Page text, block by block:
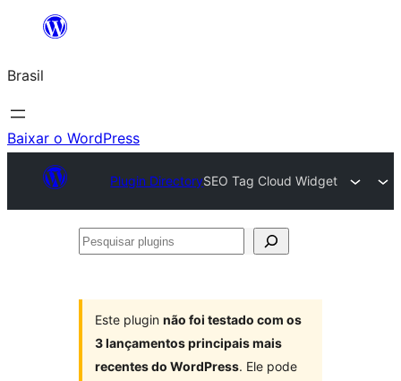
o
conteúdo
Brasil
Baixar o WordPress
Plugin DirectorySEO Tag Cloud Widget
Pesquisar
Este plugin não foi testado com os
3 lançamentos principais mais
recentes do WordPress. Ele pode